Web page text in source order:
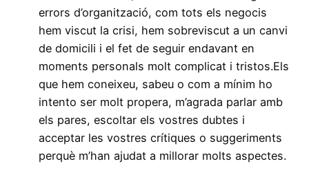
errors d’organització, com tots els negocis
hem viscut la crisi, hem sobreviscut a un canvi
de domicili i el fet de seguir endavant en
moments personals molt complicat i tristos.Els
que hem coneixeu, sabeu o com a mínim ho
intento ser molt propera, m’agrada parlar amb
els pares, escoltar els vostres dubtes i
acceptar les vostres crítiques o suggeriments
perquè m’han ajudat a millorar molts aspectes.